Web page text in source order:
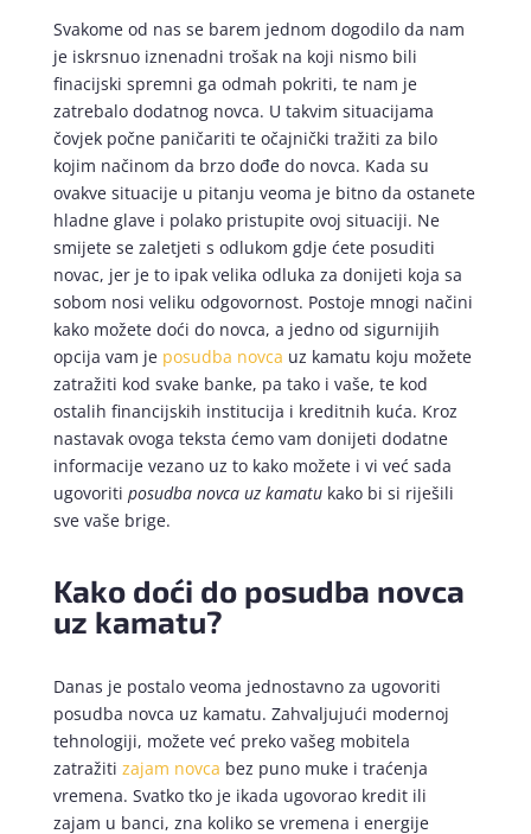
Svakome od nas se barem jednom dogodilo da nam
je iskrsnuo iznenadni trošak na koji nismo bili
finacijski spremni ga odmah pokriti, te nam je
zatrebalo dodatnog novca. U takvim situacijama
čovjek počne paničariti te očajnički tražiti za bilo
kojim načinom da brzo dođe do novca. Kada su
ovakve situacije u pitanju veoma je bitno da ostanete
hladne glave i polako pristupite ovoj situaciji. Ne
smijete se zaletjeti s odlukom gdje ćete posuditi
novac, jer je to ipak velika odluka za donijeti koja sa
sobom nosi veliku odgovornost. Postoje mnogi načini
kako možete doći do novca, a jedno od sigurnijih
opcija vam je posudba novca uz kamatu koju možete
zatražiti kod svake banke, pa tako i vaše, te kod
ostalih financijskih institucija i kreditnih kuća. Kroz
nastavak ovoga teksta ćemo vam donijeti dodatne
informacije vezano uz to kako možete i vi već sada
ugovoriti posudba novca uz kamatukako bi si riješili
sve vaše brige.
Kako doći do posudba novca
uz kamatu?
Danas je postalo veoma jednostavno za ugovoriti
posudba novca uz kamatu. Zahvaljujući modernoj
tehnologiji, možete već preko vašeg mobitela
zatražiti zajam novca bez puno muke i traćenja
vremena. Svatko tko je ikada ugovorao kredit ili
zajam u banci, zna koliko se vremena i energije